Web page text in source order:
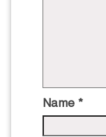
Name *